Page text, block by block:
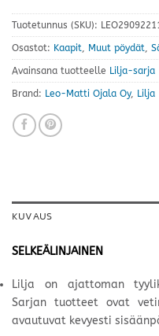
Tuotetunnus (SKU):
Osastot: Kaapit Muut pöydät
Avainsana tuotteelle Lilja-sarja
Brand: Leo-Matti Ojala Oy, Lilja
KUVAUS
SELKEÄLINJAINEN
Lilja on ajattoman
Sarjan tuotteet ovat
avautuvat kevyesti